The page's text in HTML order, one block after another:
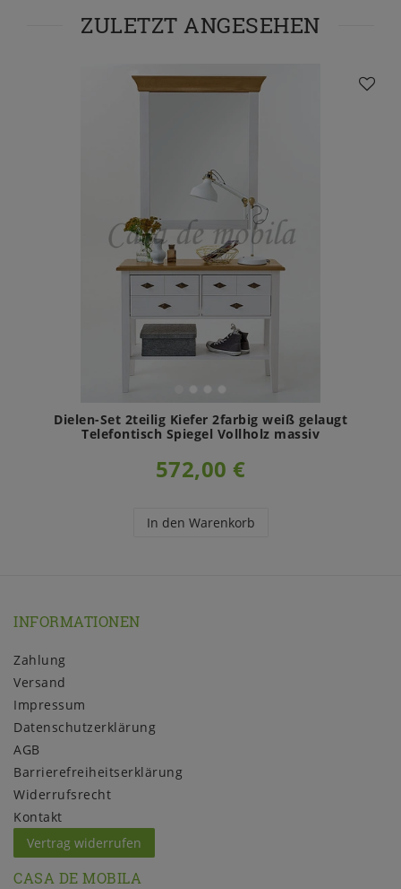
ZULETZT ANGESEHEN
Dielen-Set 2teilig Kiefer 2farbig weiß gelaugt
Telefontisch Spiegel Vollholz massiv
572,00 €
In den Warenkorb
INFORMATIONEN
Zahlung
Versand
Impressum
Daten­schutz­erklärung
AGB
Barrierefreiheitserklärung
Widerrufs­recht
Kontakt
Vertrag widerrufen
CASA DE MOBILA